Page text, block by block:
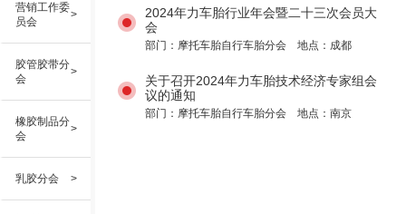
营销工作委
员会
>
胶管胶带分
会
>
橡胶制品分
会
>
乳胶分会 >
2024年力车胎行业年会暨二十三次会员大
会
部门：摩托车胎自行车胎分会 地点：成都
关于召开2024年力车胎技术经济专家组会
议的通知
部门：摩托车胎自行车胎分会 地点：南京